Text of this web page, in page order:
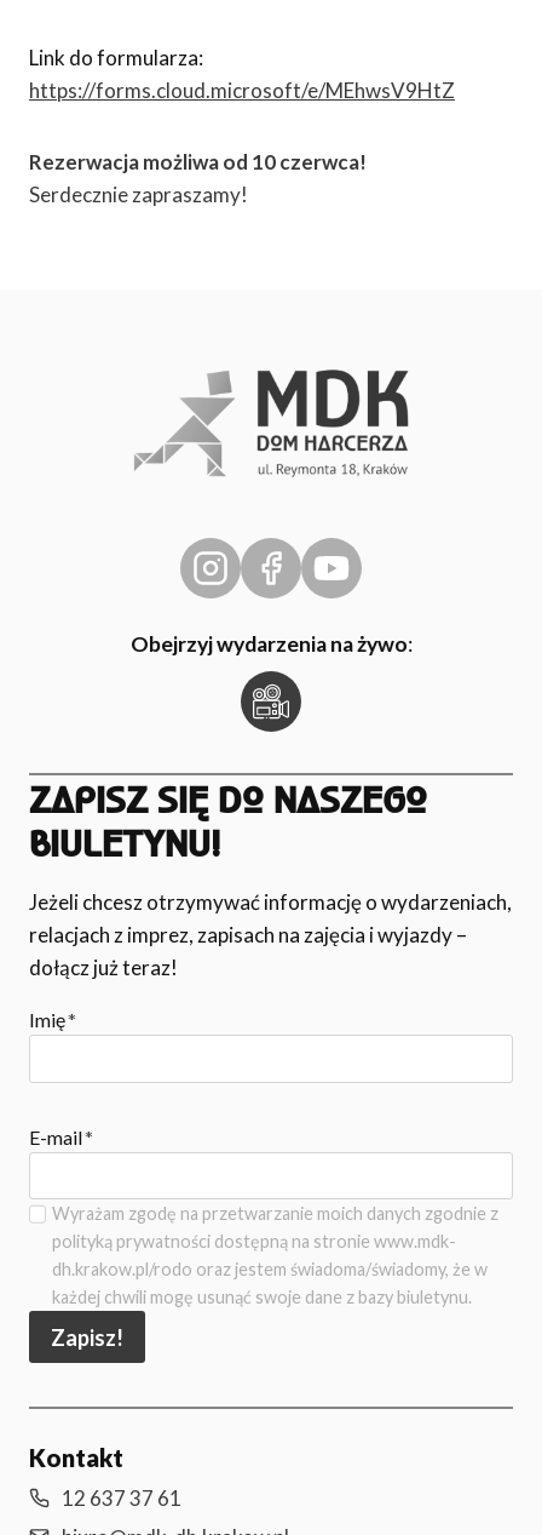
Link do formularza:
https://forms.cloud.microsoft/e/MEhwsV9HtZ
Rezerwacja możliwa od 10 czerwca!
Serdecznie zapraszamy!
Obejrzyj wydarzenia na żywo:
ZAPISZ SIĘ DO NASZEGO
BIULETYNU!
Jeżeli chcesz otrzymywać informację o wydarzeniach,
relacjach z imprez, zapisach na zajęcia i wyjazdy –
dołącz już teraz!
Imię*
E-mail*
Wyrażam zgodę na przetwarzanie moich danych zgodnie z
polityką prywatności dostępną na stronie www.mdk-
dh.krakow.pl/rodo oraz jestem świadoma/świadomy, że w
każdej chwili mogę usunąć swoje dane z bazy biuletynu.
Zapisz!
Kontakt
12 637 37 61